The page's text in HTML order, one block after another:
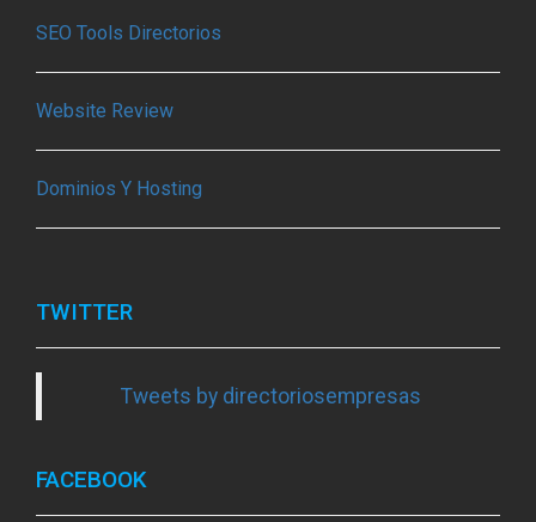
SEO Tools Directorios
Website Review
Dominios Y Hosting
TWITTER
Tweets by directoriosempresas
FACEBOOK